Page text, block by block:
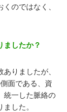
のではなく、
ましたか？
りましたが、
面である、資
統一した脈絡の
した。